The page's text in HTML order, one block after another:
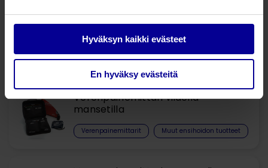
Hyväksyn kaikki evästeet
En hyväksy evästeitä
Verenpainemittari lattiatelineellä
Verenpainemittarit Muut ensihoidon tuotteet
Verenpainemittari viidellä
mansetilla
Verenpainemittarit Muut ensihoidon tuotteet